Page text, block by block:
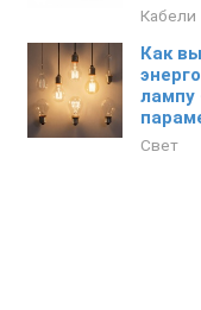
Кабели
Как
лампу
Свет